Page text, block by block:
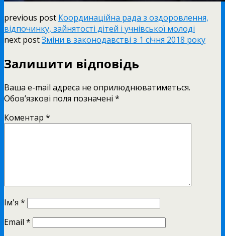
previous post Координаційна рада з оздоровлення,
відпочинку, зайнятості дітей і учнівської молоді
next postЗміни в законодавстві з 1 січня 2018 року
Залишити відповідь
Ваша e-mail адреса не оприлюднюватиметься.
Обов’язкові поля позначені *
Коментар *
Ім'я *
Email *